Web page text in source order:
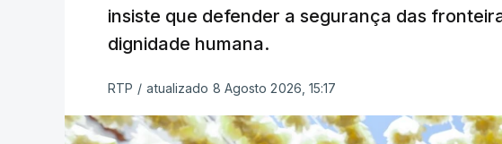
insiste que defender a segurança das
dignidade humana.
RTP / atualizado 8 Agosto 2026, 15:17